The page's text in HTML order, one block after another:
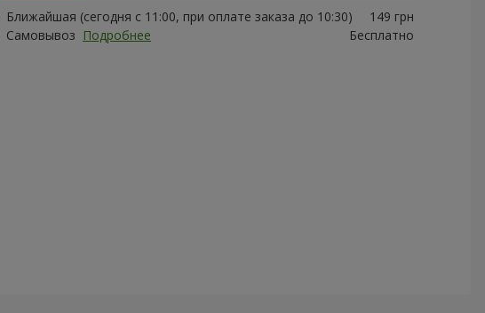
Ближайшая (сегодня с 11:00, при оплате заказа до 10:30)
149 грн
Самовывоз Подробнее Бесплатно